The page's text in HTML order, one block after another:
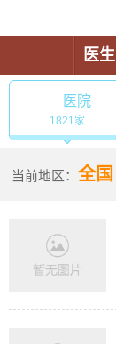
医生
呼吸内科医院
医院
1821家
当前地区： 全国